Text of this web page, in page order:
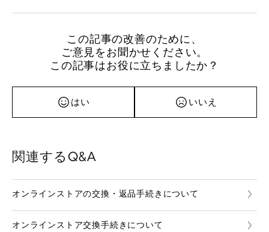
この記事の改善のために、
ご意見をお聞かせください。
この記事はお役に立ちましたか？
はい いいえ
関連するQ&A
オンラインストアの交換・返品手続きについて
オンラインストア交換手続きについて